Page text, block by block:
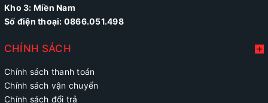
Kho 3: Miền Nam
Số điện thoại: 0866.051.498
CHÍNH SÁCH
Chính sách thanh toán
Chính sách vận chuyển
Chính sách đổi trả